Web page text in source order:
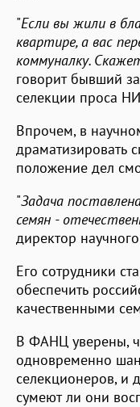
"Если вы жили в
квартире, а вас
коммуналку.
говорит бывший
селекции проса
Впрочем, в
драматизировать
положение дел
"Задача
семян -
директор
Его сотрудники
обеспечить
качественными
В ФАНЦ уверены,
одновременно
селекционеров, и
сумеют ли они